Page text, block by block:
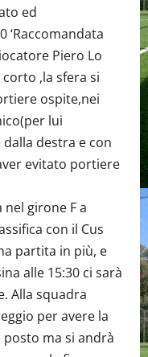
ed
‘Raccomandata
Piero Lo
,la sfera si
ospite,nei
lui
destra e con
evitato portiere
girone F a
con il Cus
partita in più, e
alle 15:30 ci sarà
Alla squadra
per avere la
ma si andrà